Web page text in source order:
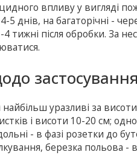
впливу у вигляді
днів, на багаторічні -
тижні після обробки. За
уразливі за
і висоти 10-20 см;
- в фазі розетки до
березка польова -